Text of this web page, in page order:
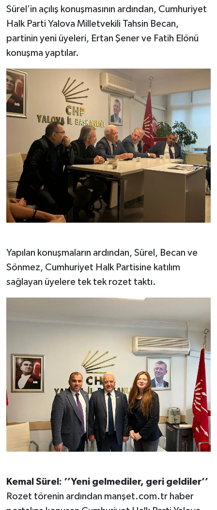
Sürel’in açılış konuşmasının ardından, Cumhuriyet
Halk Parti Yalova Milletvekili Tahsin Becan,
partinin yeni üyeleri, Ertan Şener ve Fatih Elönü
konuşma yaptılar.
Yapılan konuşmaların ardından, Sürel, Becan ve
Sönmez, Cumhuriyet Halk Partisine katılım
sağlayan üyelere tek tek rozet taktı.
Kemal Sürel: ‘’Yeni gelmediler, geri geldiler’’
Rozet törenin ardından manşet.com.tr haber